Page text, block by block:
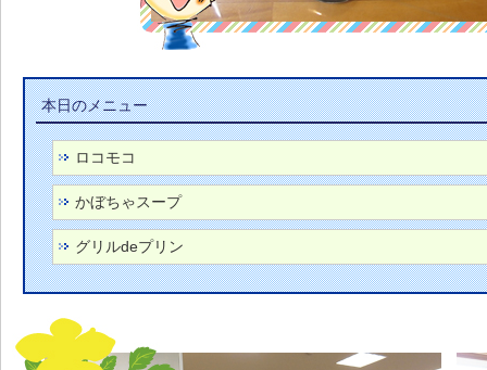
本日のメニュー
ロコモコ
かぼちゃスープ
グリルdeプリン